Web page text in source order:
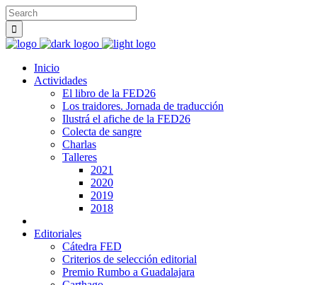
Inicio
Actividades
El libro de la FED26
Los traidores. Jornada de traducción
Ilustrá el afiche de la FED26
Colecta de sangre
Charlas
Talleres
2021
2020
2019
2018
Editoriales
Cátedra FED
Criterios de selección editorial
Premio Rumbo a Guadalajara